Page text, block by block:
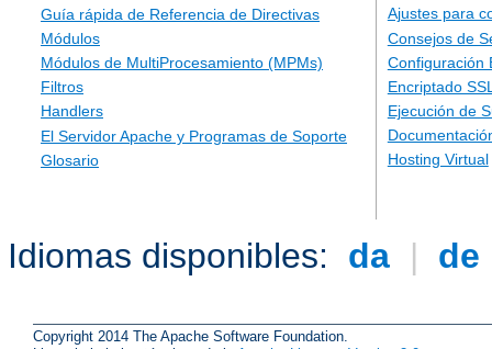
Guía rápida de Referencia de Directivas
Módulos
Módulos de MultiProcesamiento (MPMs)
Filtros
Handlers
El Servidor Apache y Programas de Soporte
Glosario
Ajustes para
Consejos de
Configuración
Encriptado
Ejecución de
Hosting Virtual
Idiomas disponibles: da | de
Copyright 2014 The Apache Software Foundation.